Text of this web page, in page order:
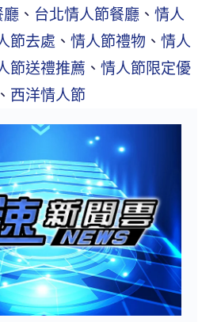
廳 、 台北情人節餐廳 、情人
節去處 、 情人節禮物 、 情人
節送禮推薦 、 情人節限定優
、 西洋情人節